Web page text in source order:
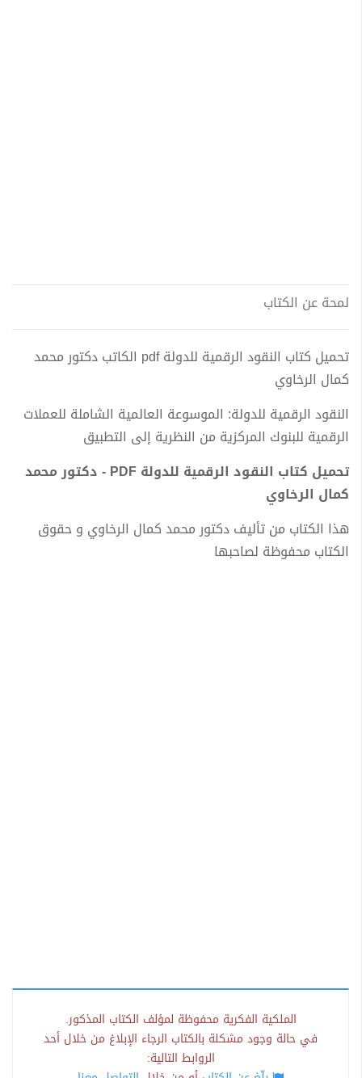
لمحة عن الكتاب
تحميل كتاب النقود الرقمية للدولة pdf الكاتب دكتور محمد
كمال الرخاوي
النقود الرقمية للدولة: الموسوعة العالمية الشاملة للعملات
الرقمية للبنوك المركزية من النظرية إلى التطبيق
تحميل كتاب النقود الرقمية للدولة PDF - دكتور محمد
كمال الرخاوي
هذا الكتاب من تأليف دكتور محمد كمال الرخاوي و حقوق
الكتاب محفوظة لصاحبها
الملكية الفكرية محفوظة لمؤلف الكتاب المذكور.
في حالة وجود مشكلة بالكتاب الرجاء الإبلاغ من خلال أحد
الروابط التالية: